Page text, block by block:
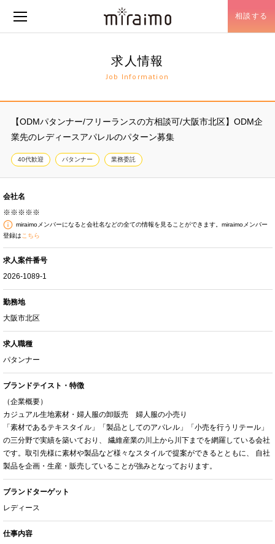
相談する
求人情報
Job Information
【ODMパタンナー/フリーランスの方相談可/大阪市北区】ODM企
業先のレディースアパレルのパターン募集
40代歓迎 パタンナー 業務委託
会社名
※※※※※
miraimoメンバーになると会社名などの全ての情報を見ることができます。miraimoメンバー
登録は こちら
求人案件番号
2026-1089-1
勤務地
大阪市北区
求人職種
パタンナー
ブランドテイスト・特徴
（企業概要）
カジュアル生地素材・婦人服の卸販売 婦人服の小売り
「素材であるテキスタイル」「製品としてのアパレル」「小売を行うリテール」
の三分野で実績を築いており、 繊維産業の川上から川下までを網羅している会社
です。取引先様に素材や製品など様々なスタイルで提案ができるとともに、 自社
製品を企画・生産・販売していることが強みとなっております。
ブランドターゲット
レディース
仕事内容